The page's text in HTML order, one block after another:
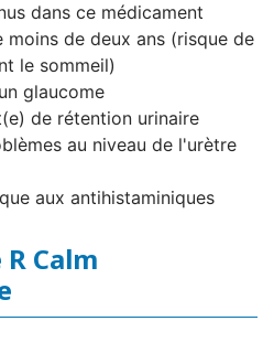
dans ce médicament
moins de deux ans (risque de
le sommeil)
glaucome
de rétention urinaire
au niveau de l'urètre
aux antihistaminiques
Calm